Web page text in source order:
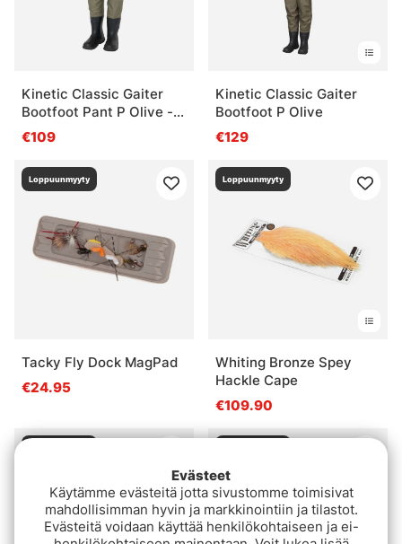
Kinetic Classic Gaiter
Bootfoot Pant P Olive - L
44/45
€109
Kinetic Classic Gaiter
Bootfoot P Olive
€129
Loppuunmyyty
Tacky Fly Dock MagPad
€24.95
Loppuunmyyty
Whiting Bronze Spey
Hackle Cape
€109.90
Evästeet
Käytämme evästeitä jotta sivustomme toimisivat
mahdollisimman hyvin ja markkinointiin ja tilastot.
Evästeitä voidaan käyttää henkilökohtaiseen ja ei-